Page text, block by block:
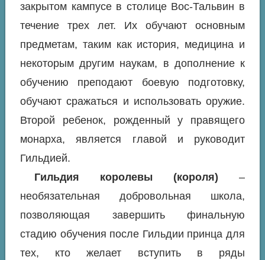
закрытом кампусе в столице Вос-Тальвин в
течение трех лет. Их обучают основным
предметам, таким как история, медицина и
некоторым другим наукам, в дополнение к
обучению преподают боевую подготовку,
обучают сражаться и использовать оружие.
Второй ребенок, рожденный у правящего
монарха, является главой и руководит
Гильдией.
Гильдия королевы (короля) –
необязательная добровольная школа,
позволяющая завершить финальную
стадию обучения после Гильдии принца для
тех, кто желает вступить в ряды